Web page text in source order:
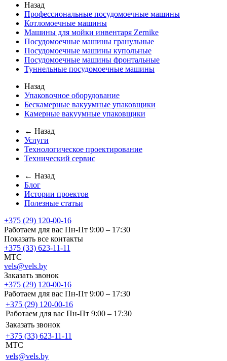
Назад
Профессиональные посудомоечные машины
Котломоечные машины
Машины для мойки инвентаря Zernike
Посудомоечные машины гранульные
Посудомоечные машины купольные
Посудомоечные машины фронтальные
Туннельные посудомоечные машины
Назад
Упаковочное оборудование
Бескамерные вакуумные упаковщики
Камерные вакуумные упаковщики
← Назад
Услуги
Технологическое проектирование
Технический сервис
← Назад
Блог
Истории проектов
Полезные статьи
+375 (29) 120-00-16
Работаем для вас Пн-Пт 9:00 – 17:30
Показать все контакты
+375 (33) 623-11-11
MTC
vels@vels.by
Заказать звонок
+375 (29) 120-00-16
Работаем для вас Пн-Пт 9:00 – 17:30
+375 (29) 120-00-16
Работаем для вас Пн-Пт 9:00 – 17:30
Заказать звонок
+375 (33) 623-11-11
MTC
vels@vels.by